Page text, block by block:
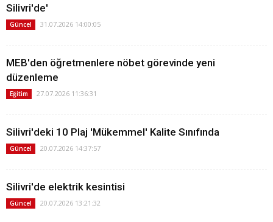
Silivri'de'
Güncel 31.07.2026 14:00:05
MEB'den öğretmenlere nöbet görevinde yeni
düzenleme
Eğitim 27.07.2026 11:36:31
Silivri'deki 10 Plaj 'Mükemmel' Kalite Sınıfında
Güncel 20.07.2026 14:37:57
Silivri'de elektrik kesintisi
Güncel 20.07.2026 13:21:32